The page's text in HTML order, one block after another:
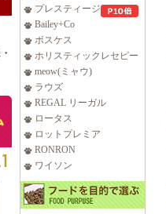
プレスティージ
Bailey+Co
ボスケス
ホリスティックレセピー
meow(ミャウ)
ラウズ
REGAL リーガル
ロータス
ロットプレミア
RONRON
ワイソン